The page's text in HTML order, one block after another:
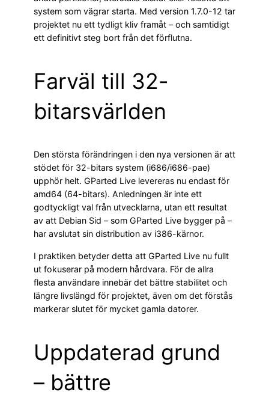
system som vägrar starta. Med version 1.7.0-12 tar
projektet nu ett tydligt kliv framåt – och samtidigt
ett definitivt steg bort från det förflutna.
Farväl till 32-
bitarsvärlden
Den största förändringen i den nya versionen är att
stödet för 32-bitars system (i686/i686-pae)
upphör helt. GParted Live levereras nu endast för
amd64 (64-bitars). Anledningen är inte ett
godtyckligt val från utvecklarna, utan ett resultat
av att Debian Sid – som GParted Live bygger på –
har avslutat sin distribution av i386-kärnor.
I praktiken betyder detta att GParted Live nu fullt
ut fokuserar på modern hårdvara. För de allra
flesta användare innebär det bättre stabilitet och
längre livslängd för projektet, även om det förstås
markerar slutet för mycket gamla datorer.
Uppdaterad grund
– bättre